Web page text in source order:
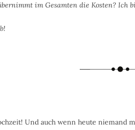
im Gesamten die Kosten? Ich
Und auch wenn heute niemand